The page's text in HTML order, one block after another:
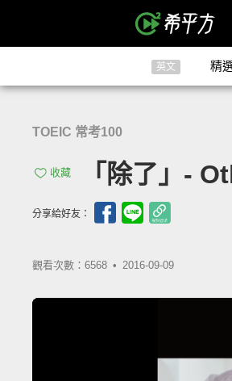
英文 精
TOEIC 常考100
收藏 「除了」-
分享給好友：
觀看次數：6568 • 2016-09-09